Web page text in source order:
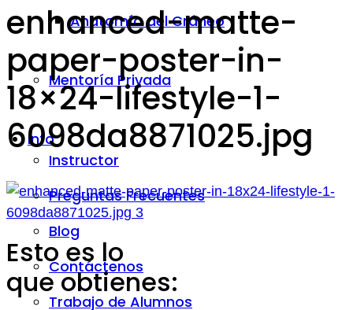
Anatomía del Cráneo
Mentoría Privada
Info
Instructor
Preguntas Frecuentes
Blog
Contáctenos
Trabajo de Alumnos
enhanced-matte-
paper-poster-in-
18×24-lifestyle-1-
6098da8871025.jpg
Esto es lo
que obtienes: